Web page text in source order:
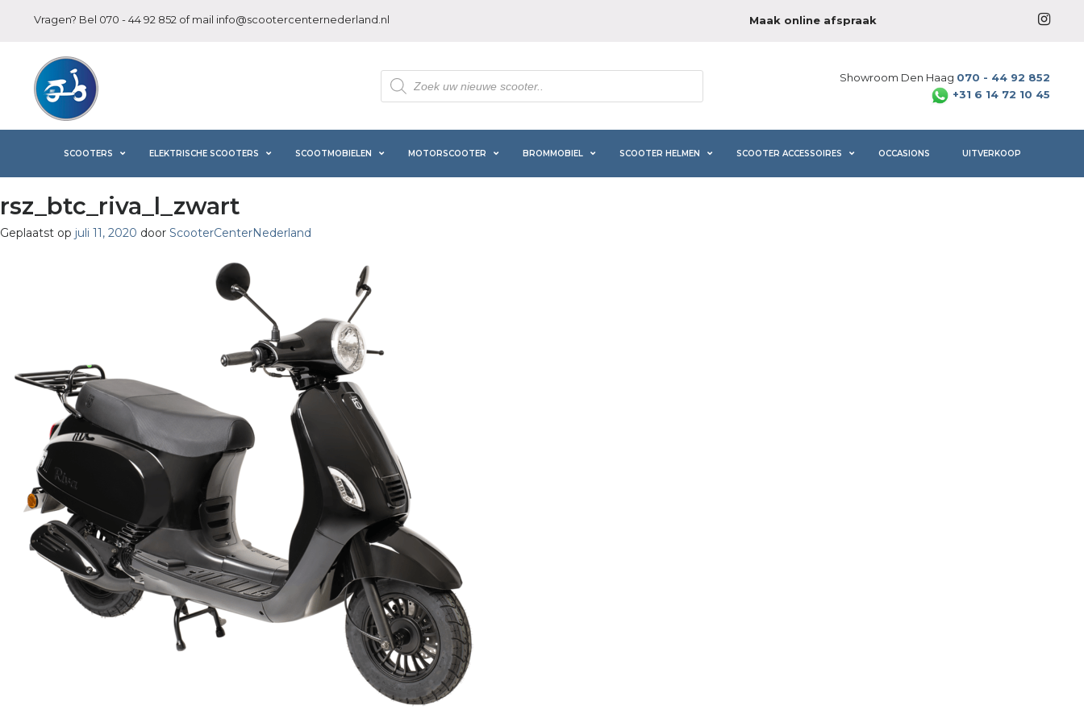
Vragen? Bel 070 - 44 92 852 of mail info@scootercenternederland.nl Maak online afspraak
Producten
zoeken
Showroom Den Haag 070 - 44 92 852
+31 6 14 72 10 45
SCOOTERS ELEKTRISCHE SCOOTERS SCOOTMOBIELEN MOTORSCOOTER BROMMOBIEL SCOOTER HELMEN SCOOTER ACCESSOIRES OCCASIONS UITVERKOOP
rsz_btc_riva_l_zwart
Geplaatst op juli 11, 2020 door ScooterCenterNederland